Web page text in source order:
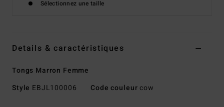
Sélectionnez une taille
Details & caractéristiques
Tongs Marron Femme
Style EBJL100006 Code couleur cow